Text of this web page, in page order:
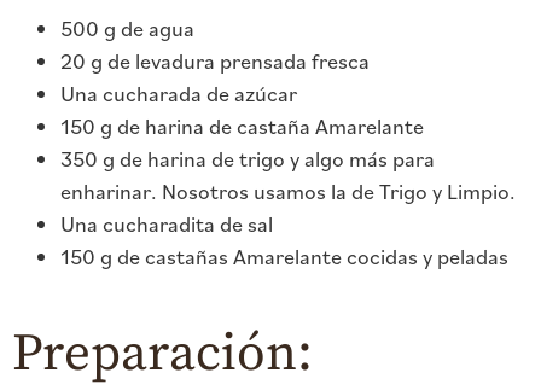
500 g de agua
20 g de levadura prensada fresca
Una cucharada de azúcar
150 g de harina de castaña Amarelante
350 g de harina de trigo y algo más para
enharinar. Nosotros usamos la de Trigo y Limpio.
Una cucharadita de sal
150 g de castañas Amarelante cocidas y peladas
Preparación: